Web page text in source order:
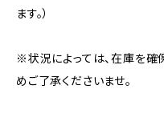
ます。）
※状況によっては、在庫を確
めご了承くださいませ。